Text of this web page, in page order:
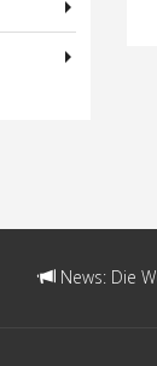
News: Die